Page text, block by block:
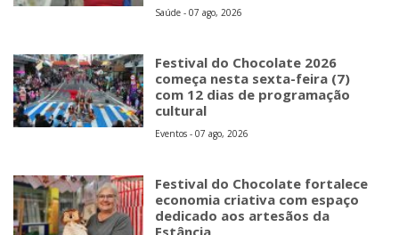
Saúde - 07 ago, 2026
Festival do Chocolate 2026
começa nesta sexta-feira (7)
com 12 dias de programação
cultural
Eventos - 07 ago, 2026
Festival do Chocolate fortalece
economia criativa com espaço
dedicado aos artesãos da